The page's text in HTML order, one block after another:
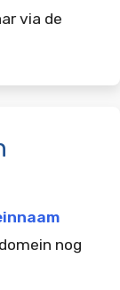
via de
nog